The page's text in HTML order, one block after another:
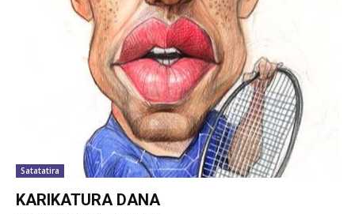
Satatatira
KARIKATURA DANA